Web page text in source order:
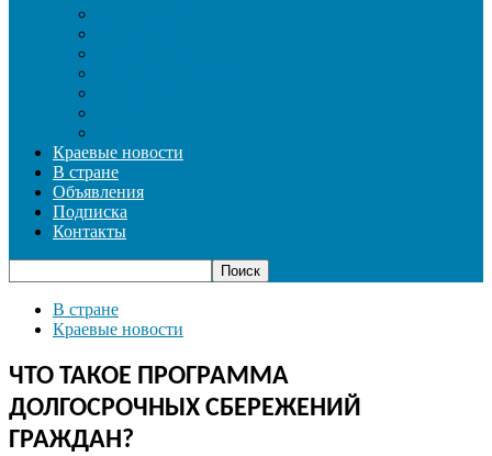
Краевые новости
В стране
Объявления
Подписка
Контакты
В стране
Краевые новости
ЧТО ТАКОЕ ПРОГРАММА
ДОЛГОСРОЧНЫХ СБЕРЕЖЕНИЙ
ГРАЖДАН?